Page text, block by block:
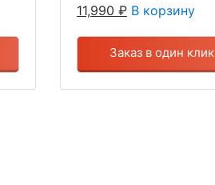
11,990 ₽ В корзину
Заказ в один клик